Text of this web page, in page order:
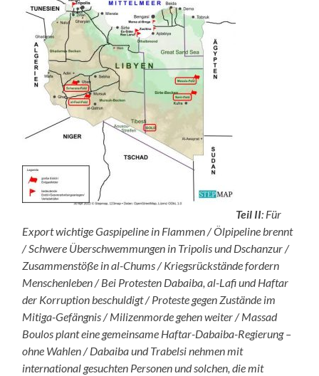
Teil II: Für
Export wichtige Gaspipeline in Flammen / Ölpipeline brennt
/ Schwere Überschwemmungen in Tripolis und Dschanzur /
Zusammenstöße in al-Chums / Kriegsrückstände fordern
Menschenleben / Bei Protesten Dabaiba, al-Lafi und Haftar
der Korruption beschuldigt / Proteste gegen Zustände im
Mitiga-Gefängnis / Milizenmorde gehen weiter /Massad
Boulos plant eine gemeinsame Haftar-Dabaiba-Regierung –
ohne Wahlen / Dabaiba und Trabelsi nehmen mit
international gesuchten Personen und solchen, die mit